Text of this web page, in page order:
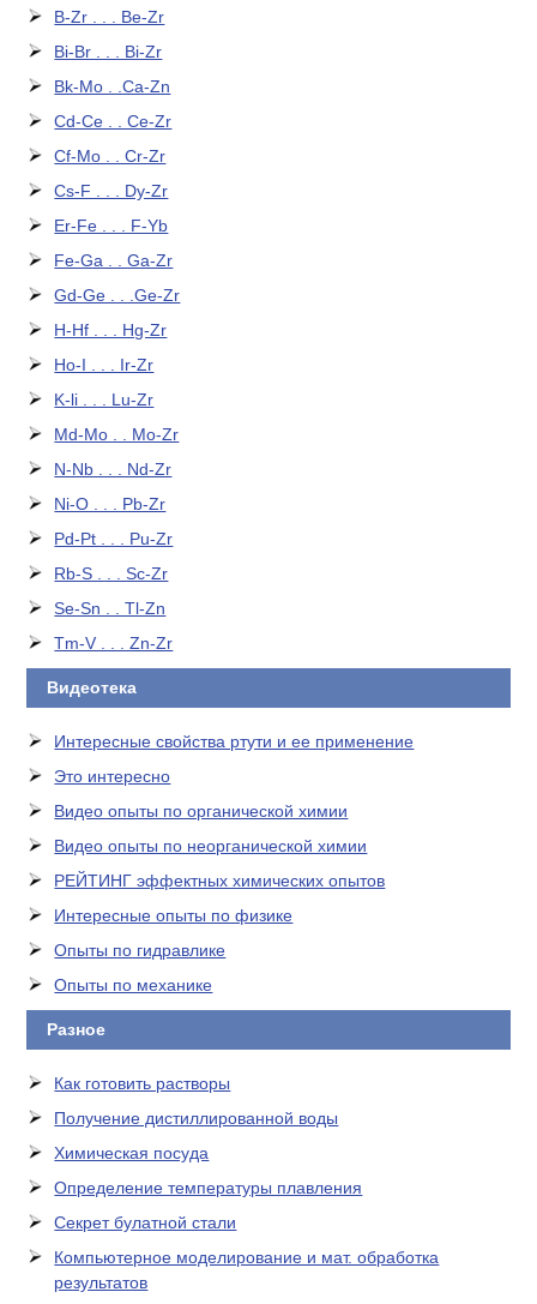
B-Zr . . . Be-Zr
Bi-Br . . . Bi-Zr
Bk-Mo . .Ca-Zn
Cd-Ce . . Ce-Zr
Cf-Mo . . Cr-Zr
Cs-F . . . Dy-Zr
Er-Fe . . . F-Yb
Fe-Ga . . Ga-Zr
Gd-Ge . . .Ge-Zr
H-Hf . . . Hg-Zr
Ho-I . . . Ir-Zr
K-li . . . Lu-Zr
Md-Mo . . Mo-Zr
N-Nb . . . Nd-Zr
Ni-O . . . Pb-Zr
Pd-Pt . . . Pu-Zr
Rb-S . . . Sc-Zr
Se-Sn . . Tl-Zn
Tm-V . . . Zn-Zr
Видеотека
Интересные свойства ртути и ее применение
Это интересно
Видео опыты по органической химии
Видео опыты по неорганической химии
РЕЙТИНГ эффектных химических опытов
Интересные опыты по физике
Опыты по гидравлике
Опыты по механике
Разное
Как готовить растворы
Получение дистиллированной воды
Химическая посуда
Определение температуры плавления
Секрет булатной стали
Компьютерное моделирование и мат. обработка
результатов